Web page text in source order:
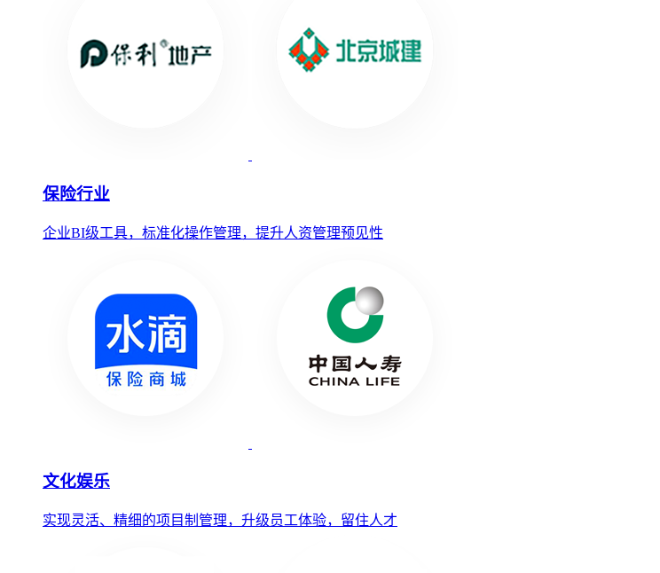
保险行业
企业BI级工具，标准化操作管理，提升人资管理预见性
文化娱乐
实现灵活、精细的项目制管理，升级员工体验，留住人才